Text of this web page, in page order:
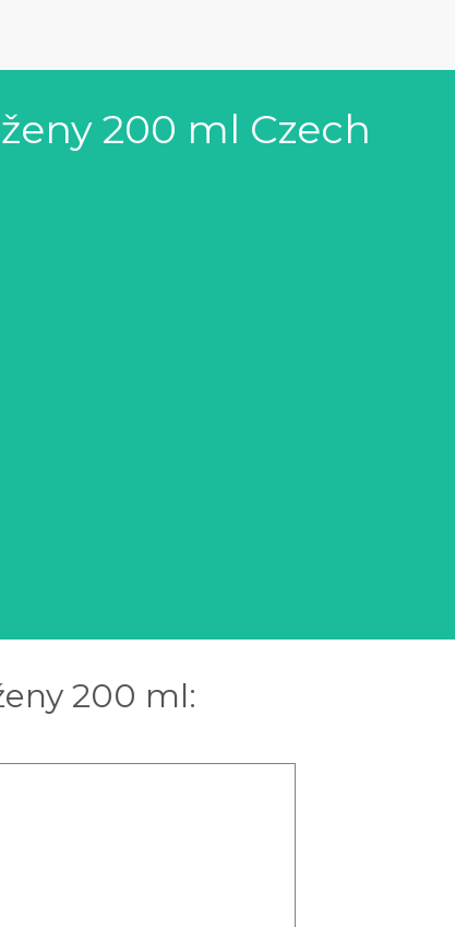
200 ml Czech
200 ml: